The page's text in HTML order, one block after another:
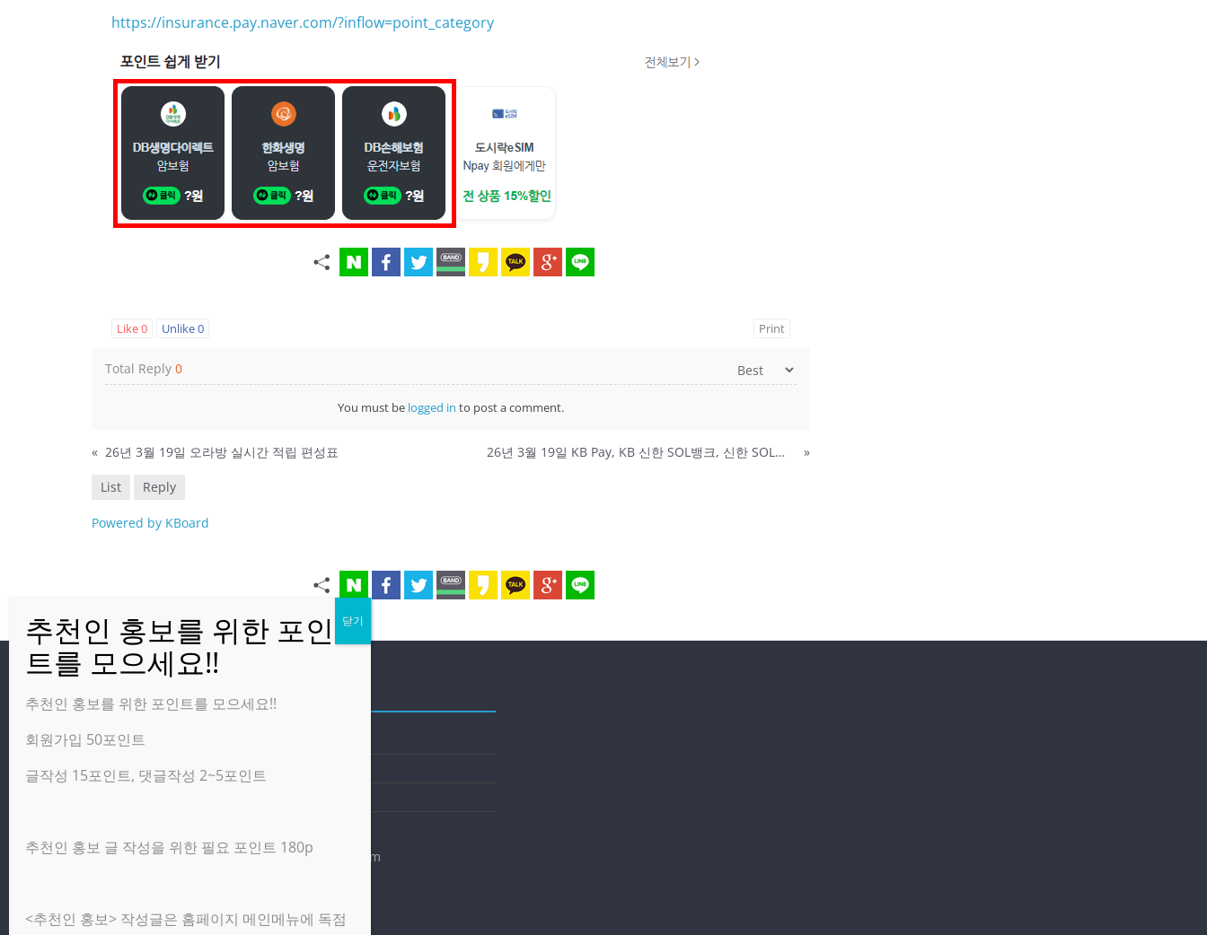
https://insurance.pay.naver.com/?inflow=point_category
Like0 Unlike0 Print
Total Reply 0
You must be logged in to post a comment.
« 26년 3월 19일 오라방 실시간 적립 편성표 26년 3월 19일 KB Pay, KB 신한 SOL뱅크, 신한 SOL페이, 신한 슈퍼SOL, 옥션 퀴즈 정답 »
List Reply
Powered by KBoard
방문자
온라인 방문자:
오늘의 조회수:619
광고 제휴 홍보 일반 문의 : apptechgo@naver.com
추천인 홍보를 위한 포인트를 모으세요!!
회원가입 50포인트
글작성 15포인트, 댓글작성 2~5포인트
추천인 홍보 글 작성을 위한 필요 포인트 180p
<추천인 홍보> 작성글은 홈페이지 메인메뉴에 독점